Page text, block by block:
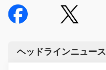
ヘッドラインニュース